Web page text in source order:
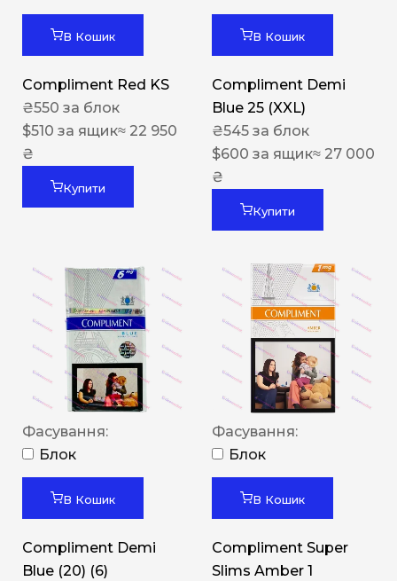
В Кошик
Compliment Red KS
₴550 за блок
$510 за ящик≈ 22 950
₴
Купити
В Кошик
Compliment Demi
Blue 25 (XXL)
₴545 за блок
$600 за ящик≈ 27 000
₴
Купити
Фасування:
Блок
В Кошик
Compliment Demi
Blue (20) (6)
Фасування:
Блок
В Кошик
Compliment Super
Slims Amber 1